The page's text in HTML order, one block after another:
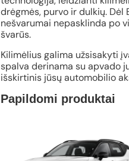
drėgmės, purvo ir dulkių. Dėl
nešvarumai nepasklinda po
švarūs.
Kilimėlius galima užsisakyti
spalva derinama su apvado
išskirtinis jūsų automobilio
Papildomi produktai